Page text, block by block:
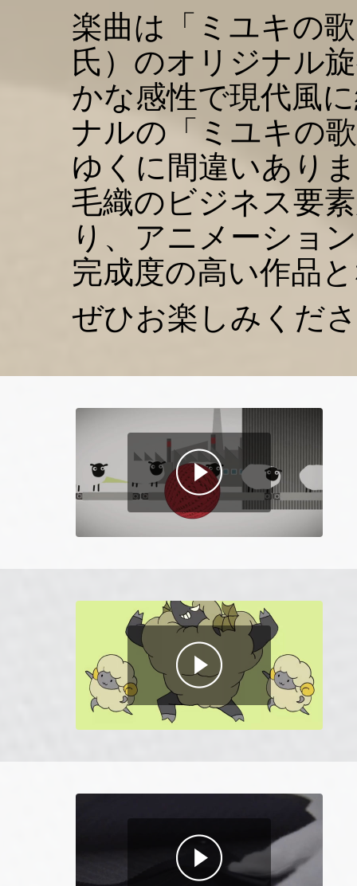
楽曲は「ミユキの
氏）のオリジナル
かな感性で現代風
ナルの「ミユキの
ゆくに間違いあり
毛織のビジネス要
り、アニメーショ
完成度の高い作品
ぜひお楽しみくだ